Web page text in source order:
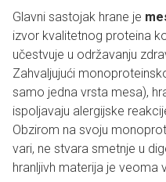
Glavni sastojak hrane je
izvor kvalitetnog proteina
učestvuje u održavanju
Zahvaljujući
samo jedna vrsta mesa),
ispoljavaju alergijske
Obzirom na svoju
vari, ne stvara smetnje u
hranljivh materija je veoma